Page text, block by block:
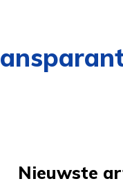
Nieuwste